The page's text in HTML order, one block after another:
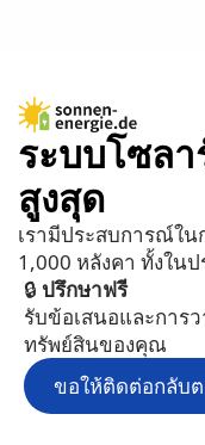
ระบบโซล
สูงสุด
เรามีประสบการณ์ใ
1,000 หลังคา ทั้งใน
🔒 ปรึกษาฟรี
รับข้อเสนอและการ
ทรัพย์สินของคุณ
ขอให้ติดต่อกลับ